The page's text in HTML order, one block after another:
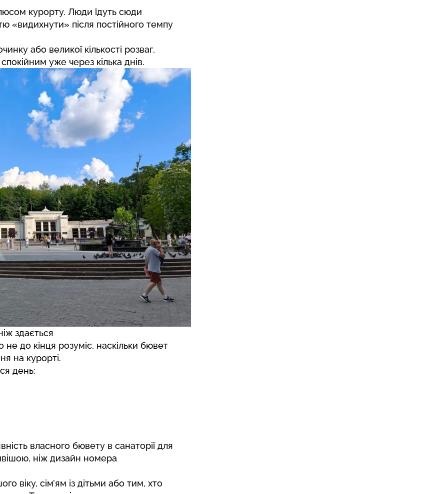
курорту. Люди їдуть сюди
«видихнути» після постійного темпу
або великої кількості розваг,
уже через кілька днів.
здається
до кінця розуміє, наскільки бювет
на курорті.
день:
власного бювету в санаторії для
ніж дизайн номера
віку, сім’ям із дітьми або тим, хто